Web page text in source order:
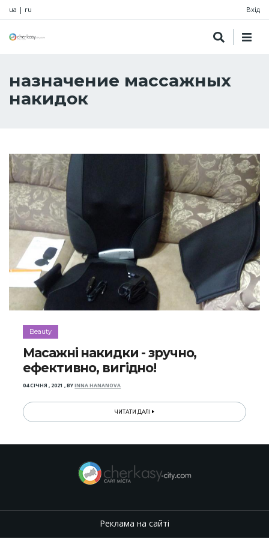
ua | ru Вхід
назначение массажных
накидок
Beauty
Масажні накидки - зручно,
ефективно, вигідно!
04 СІЧНЯ , 2021 ,BYINNA HANANOVA
ЧИТАТИ ДАЛІ
Реклама на сайті